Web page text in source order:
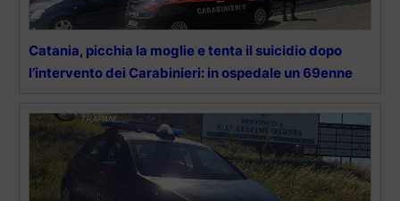
Catania, picchia la moglie e tenta il suicidio dopo
l’intervento dei Carabinieri: in ospedale un 69enne